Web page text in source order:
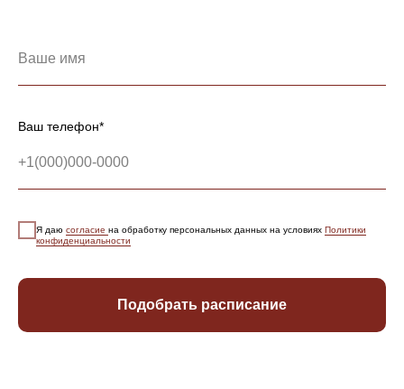
Ваш телефон*
Я даю согласие на обработку персональных данных на условиях Политики
конфиденциальности
Подобрать расписание